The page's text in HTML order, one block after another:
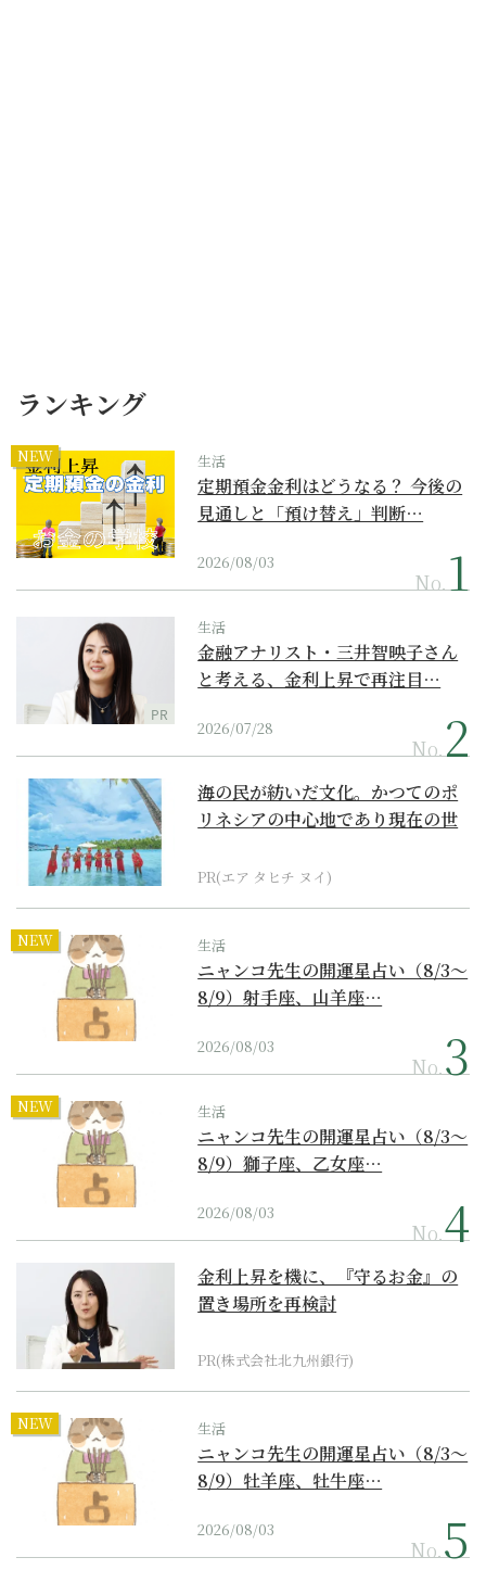
ランキング
NEW 生活
定期預金金利はどうなる？ 今後の
見通しと「預け替え」判断…
2026/08/03
No.
PR
生活
金融アナリスト・三井智映子さん
と考える、金利上昇で再注目…
2026/07/28
No.
海の民が紡いだ文化。かつてのポ
リネシアの中心地であり現在の世
PR(エア タヒチ ヌイ)
NEW 生活
ニャンコ先生の開運星占い（8/3～
8/9）射手座、山羊座…
2026/08/03
No.
NEW 生活
ニャンコ先生の開運星占い（8/3～
8/9）獅子座、乙女座…
2026/08/03
No.
金利上昇を機に、『守るお金』の
置き場所を再検討
PR(株式会社北九州銀行)
NEW 生活
ニャンコ先生の開運星占い（8/3～
8/9）牡羊座、牡牛座…
2026/08/03
No.